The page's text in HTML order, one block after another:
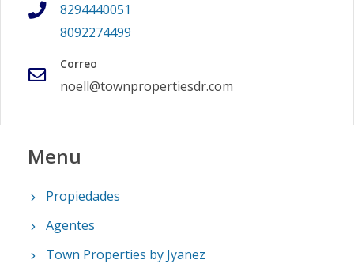
8294440051
8092274499
Correo
noell@townpropertiesdr.com
Menu
Propiedades
Agentes
Town Properties by Jyanez